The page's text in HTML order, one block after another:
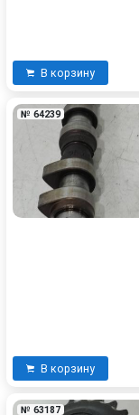
В корзину
№ 64239
В корзину
№ 63187